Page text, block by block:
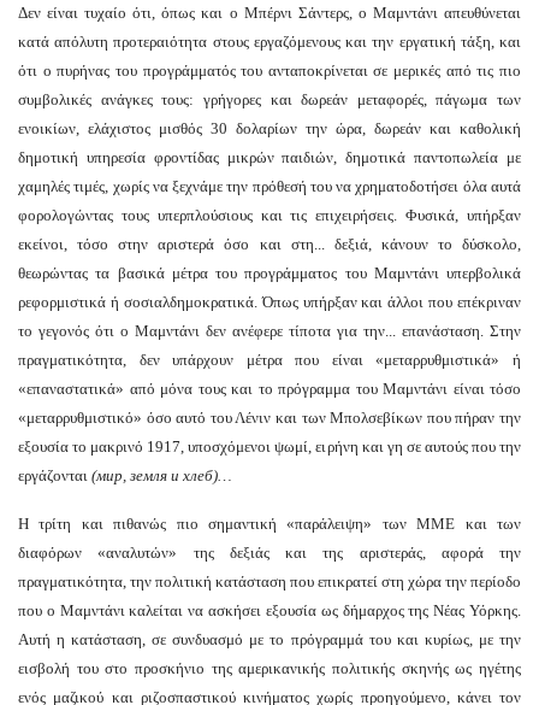
Δεν είναι τυχαίο ότι, όπως και ο Μπέρνι Σάντερς, ο Μαμντάνι απευθύνεται
κατά απόλυτη προτεραιότητα στους εργαζόμενους και την εργατική τάξη, και
ότι ο πυρήνας του προγράμματός του ανταποκρίνεται σε μερικές από τις πιο
συμβολικές ανάγκες τους: γρήγορες και δωρεάν μεταφορές, πάγωμα των
ενοικίων, ελάχιστος μισθός 30 δολαρίων την ώρα, δωρεάν και καθολική
δημοτική υπηρεσία φροντίδας μικρών παιδιών, δημοτικά παντοπωλεία με
χαμηλές τιμές, χωρίς να ξεχνάμε την πρόθεσή του να χρηματοδοτήσει όλα αυτά
φορολογώντας τους υπερπλούσιους και τις επιχειρήσεις. Φυσικά, υπήρξαν
εκείνοι, τόσο στην αριστερά όσο και στη... δεξιά, κάνουν το δύσκολο,
θεωρώντας τα βασικά μέτρα του προγράμματος του Μαμντάνι υπερβολικά
ρεφορμιστικά ή σοσιαλδημοκρατικά. Όπως υπήρξαν και άλλοι που επέκριναν
το γεγονός ότι ο Μαμντάνι δεν ανέφερε τίποτα για την... επανάσταση. Στην
πραγματικότητα, δεν υπάρχουν μέτρα που είναι «μεταρρυθμιστικά» ή
«επαναστατικά» από μόνα τους και το πρόγραμμα του Μαμντάνι είναι τόσο
«μεταρρυθμιστικό» όσο αυτό του Λένιν και των Μπολσεβίκων που πήραν την
εξουσία το μακρινό 1917, υποσχόμενοι ψωμί, ειρήνη και γη σε αυτούς που την
εργάζονται (мир, земля и хлеб)…
Η τρίτη και πιθανώς πιο σημαντική «παράλειψη» των ΜΜΕ και των
διαφόρων «αναλυτών» της δεξιάς και της αριστεράς, αφορά την
πραγματικότητα, την πολιτική κατάσταση που επικρατεί στη χώρα την περίοδο
που ο Μαμντάνι καλείται να ασκήσει εξουσία ως δήμαρχος της Νέας Υόρκης.
Αυτή η κατάσταση, σε συνδυασμό με το πρόγραμμά του και κυρίως, με την
εισβολή του στο προσκήνιο της αμερικανικής πολιτικής σκηνής ως ηγέτης
ενός μαζικού και ριζοσπαστικού κινήματος χωρίς προηγούμενο, κάνει τον